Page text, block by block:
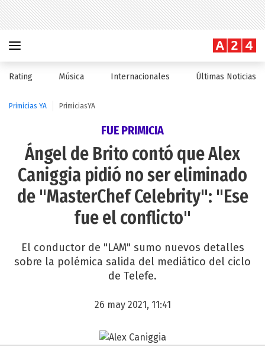
Rating Música Internacionales Últimas Noticias
Primicias YA PrimiciasYA
FUE PRIMICIA
Ángel de Brito contó que Alex
Caniggia pidió no ser eliminado
de "MasterChef Celebrity": "Ese
fue el conflicto"
El conductor de "LAM" sumo nuevos detalles
sobre la polémica salida del mediático del ciclo
de Telefe.
26 may 2021, 11:41